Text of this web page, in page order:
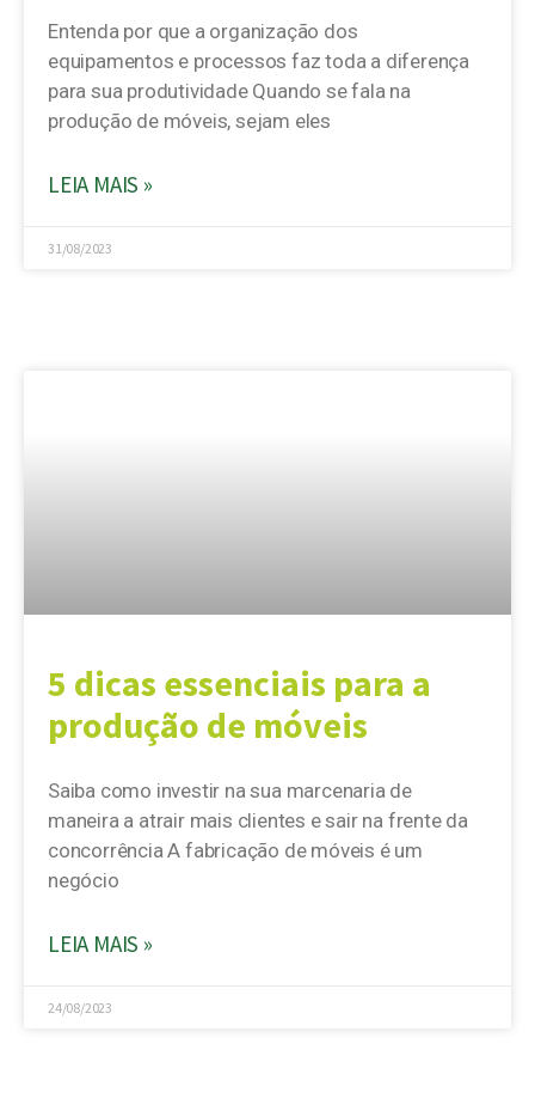
Entenda por que a organização dos
equipamentos e processos faz toda a diferença
para sua produtividade Quando se fala na
produção de móveis, sejam eles
LEIA MAIS »
31/08/2023
5 dicas essenciais para a
produção de móveis
Saiba como investir na sua marcenaria de
maneira a atrair mais clientes e sair na frente da
concorrência A fabricação de móveis é um
negócio
LEIA MAIS »
24/08/2023